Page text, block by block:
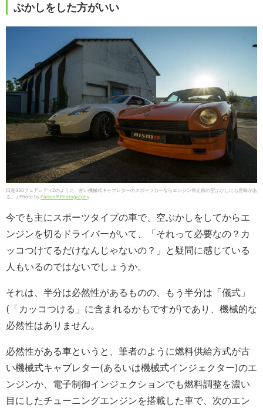
ぶかしをした方がいい
日産S30フェアレディZのように、古い機械式キャブレターのスポーツカーならエンジン停止前の空ぶかしにも意味があ
る。 / Photo by Falcon® Photography
今でも主にスポーツタイプの車で、空ぶかしをしてからエ
ンジンを切るドライバーがいて、「それって必要なの？カ
ッコつけてるだけなんじゃないの？」と疑問に感じている
人もいるのではないでしょうか。
それは、半分は必然性があるものの、もう半分は「儀式」
(「カッコつける」に含まれるかもですが)であり、機械的な
必然性はありません。
必然性がある車というと、筆者のように燃料供給方式が古
い機械式キャブレター(あるいは機械式インジェクター)のエ
ンジンか、電子制御インジェクションでも燃料調整を濃い
目にしたチューニングエンジンを搭載した車で、次のエン